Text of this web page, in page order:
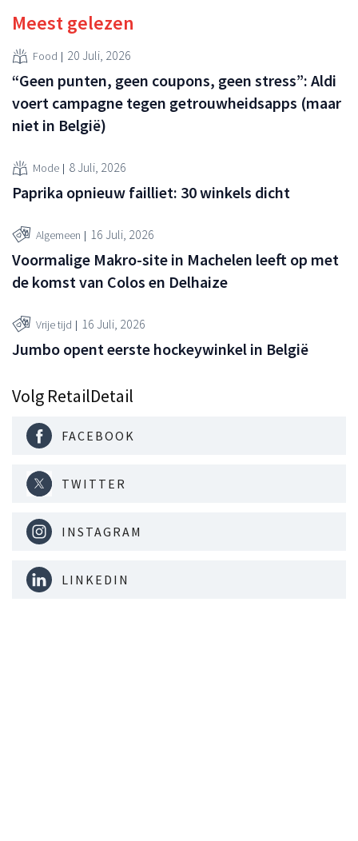
Meest gelezen
Food 20 Juli, 2026
“Geen punten, geen coupons, geen stress”: Aldi
voert campagne tegen getrouwheidsapps (maar
niet in België)
Mode 8 Juli, 2026
Paprika opnieuw failliet: 30 winkels dicht
Algemeen 16 Juli, 2026
Voormalige Makro-site in Machelen leeft op met
de komst van Colos en Delhaize
Vrije tijd 16 Juli, 2026
Jumbo opent eerste hockeywinkel in België
Volg RetailDetail
FACEBOOK
TWITTER
INSTAGRAM
LINKEDIN